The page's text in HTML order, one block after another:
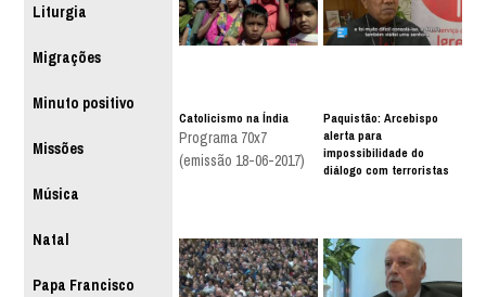
Liturgia
Migrações
Minuto positivo
Missões
Música
Natal
Papa Francisco
Catolicismo na Índia
Programa 70x7
(emissão 18-06-2017)
Paquistão: Arcebispo
alerta para
impossibilidade do
diálogo com terroristas